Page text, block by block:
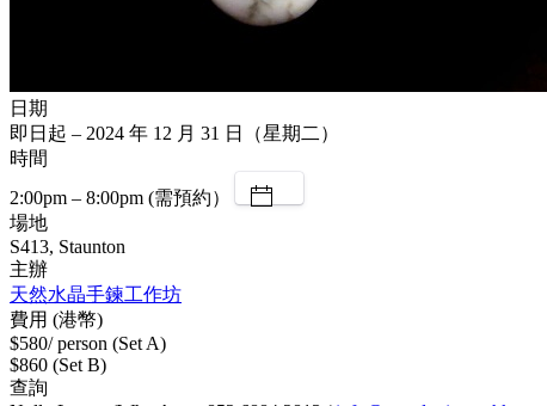
日期
即日起 – 2024 年 12 月 31 日（星期二）
時間
2:00pm – 8:00pm (需預約）
場地
S413, Staunton
主辦
天然水晶手鍊工作坊
費用 (港幣)
$580/ person (Set A)
$860 (Set B)
查詢